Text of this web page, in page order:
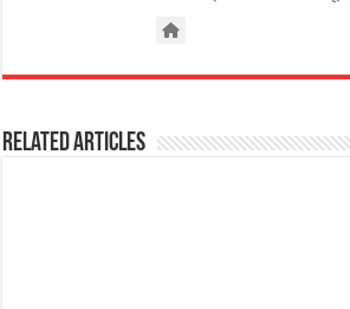
Related Articles